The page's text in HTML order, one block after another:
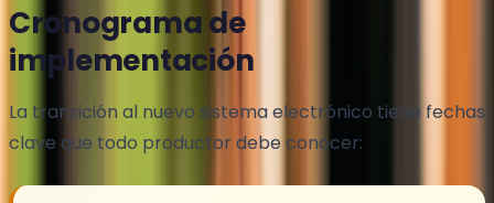
Cronograma de
implementación
La transición al nuevo sistema electrónico tiene fechas
clave que todo productor debe conocer: